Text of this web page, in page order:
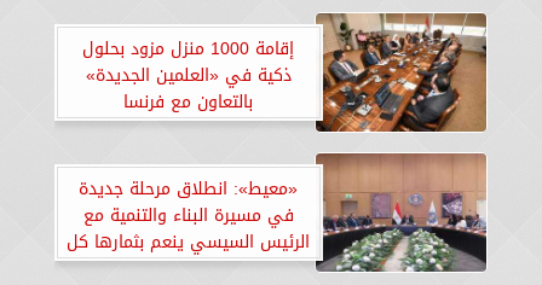
إقامة 1000 منزل مزود بحلول
ذكية في «العلمين الجديدة»
بالتعاون مع فرنسا
«معيط»: انطلاق مرحلة جديدة
في مسيرة البناء والتنمية مع
الرئيس السيسي ينعم بثمارها كل
المواطنين.. «صور»